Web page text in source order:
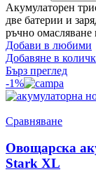
Акумулаторен
две батерии и
ръчно омасляване
Добави в любими
Добавяне в
Бърз преглед
-1%
Сравняване
Овощарска
Stark XL